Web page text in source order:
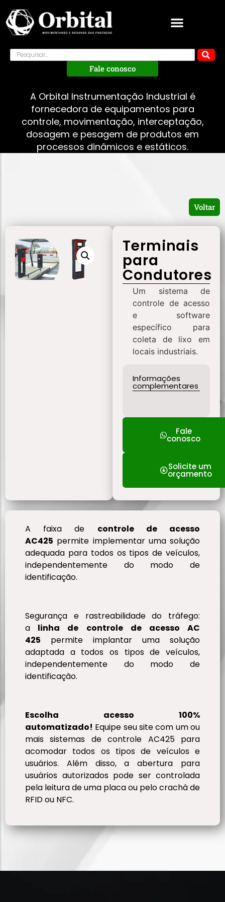
Fale conosco
A Orbital Instrumentação Industrial é
fornecedora de equipamentos para
controle, movimentação, interceptação,
dosagem e pesagem de produtos em
processos dinâmicos e estáticos.
Voltar
Terminais
para
Condutores
Um sistema de
controle de acesso
e software
específico para
coleta de lixo em
locais industriais.
Informações
complementares
Fale
conosco
Solicite um
orçamento
A faixa de controle de acesso
AC425 permite implementar uma solução
adequada para todos os tipos de veículos,
independentemente do modo de
identificação.
Segurança e rastreabilidade do tráfego:
a linha de controle de acesso AC
425 permite implantar uma solução
adaptada a todos os tipos de veículos,
independentemente do modo de
identificação.
Escolha acesso 100%
automatizado! Equipe seu site com um ou
mais sistemas de controle AC425 para
acomodar todos os tipos de veículos e
usuários. Além disso, a abertura para
usuários autorizados pode ser controlada
pela leitura de uma placa ou pelo crachá de
RFID ou NFC.